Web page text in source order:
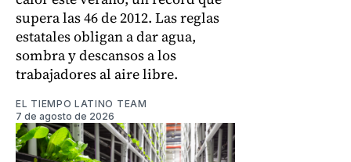
supera las 46 de 2012. Las reglas
estatales obligan a dar agua,
sombra y descansos a los
trabajadores al aire libre.
EL TIEMPO LATINO TEAM
7 de agosto de 2026